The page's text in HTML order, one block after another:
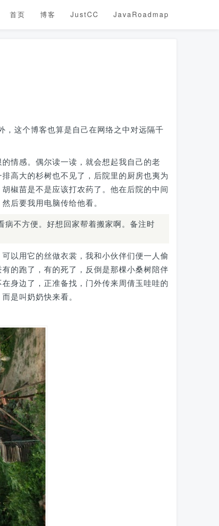
首页 博客 JustCC JavaRoadmap
这个博客也算是自己在网络之中对远隔千
情感。偶尔读一读，就会想起我自己的老
高大的杉树也不见了，后院里的厨房也夷为
椒苗是不是应该打农药了。他在后院的中间
后要我用电脑传给他看。
不方便。好想回家帮着搬家啊。备注时
以用它的丝做衣裳，我和小伙伴们便一人偷
的跑了，有的死了，反倒是那棵小桑树陪伴
身边了，正准备找，门外传来周倩玉哇哇的
是叫奶奶快来看。